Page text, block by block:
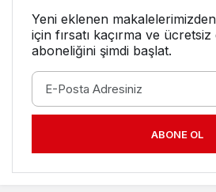
Yeni eklenen
için fırsatı kaçırma ve
aboneliğini şimdi başlat.
ABONE OL